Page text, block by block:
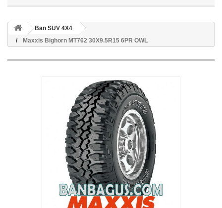
Ban SUV 4X4
Maxxis Bighorn MT762 30X9.5R15 6PR OWL